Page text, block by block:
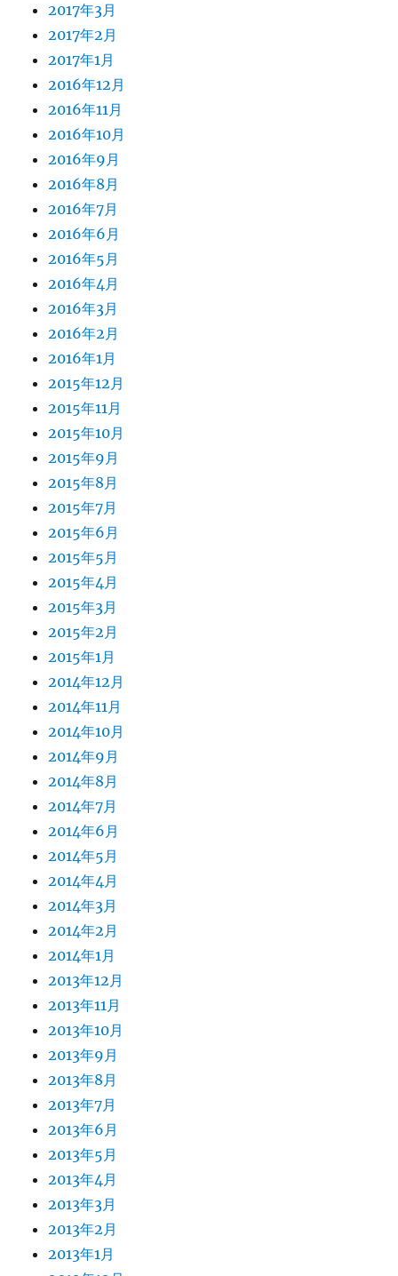
2017年3月
2017年2月
2017年1月
2016年12月
2016年11月
2016年10月
2016年9月
2016年8月
2016年7月
2016年6月
2016年5月
2016年4月
2016年3月
2016年2月
2016年1月
2015年12月
2015年11月
2015年10月
2015年9月
2015年8月
2015年7月
2015年6月
2015年5月
2015年4月
2015年3月
2015年2月
2015年1月
2014年12月
2014年11月
2014年10月
2014年9月
2014年8月
2014年7月
2014年6月
2014年5月
2014年4月
2014年3月
2014年2月
2014年1月
2013年12月
2013年11月
2013年10月
2013年9月
2013年8月
2013年7月
2013年6月
2013年5月
2013年4月
2013年3月
2013年2月
2013年1月